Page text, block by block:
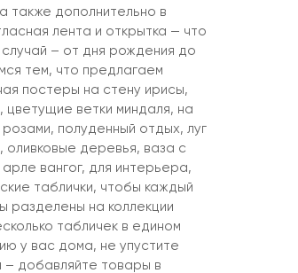
также дополнительно в
лента и открытка — что
– от дня рождения до
тем, что предлагаем
постеры на стену ирисы,
ветки миндаля, на
полуденный отдых, луг
оливковые деревья, ваза с
вангог, для интерьера,
таблички, чтобы каждый
разделены на коллекции
табличек в едином
у вас дома, не упустите
– добавляйте товары в